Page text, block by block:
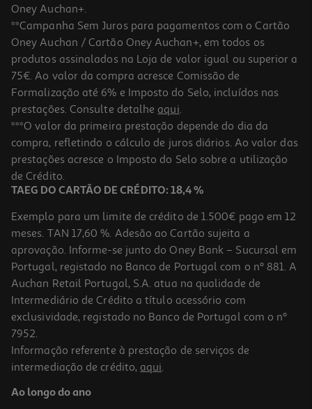
Oney Auchan+.
**Campanha Sem Juros para pagamentos com o Cartão
Oney Auchan / Cartão Oney Auchan+, em todos os
produtos assinalados na Loja de valor igual ou superior a
75€. Ao valor da compra acresce Comissão de
Formalização até 6% e Imposto do Selo, incluídos nas
prestações. Consulte detalhe aqui.
***O valor da primeira prestação depende do dia da
compra, refletindo o cálculo de juros diários. Ao valor das
prestações acresce o Imposto do Selo sobre a utilização
de Crédito.
TAEG DO CARTÃO DE CRÉDITO: 18,4 %
Exemplo para um limite de crédito de 1.500€ pago em 12
meses. TAN 17,60 %. Adesão ao Cartão sujeita a
aprovação. Informe-se junto do Oney Bank – Sucursal em
Portugal, registado no Banco de Portugal com o nº 881. A
Auchan Retail Portugal, S.A. atua na qualidade de
Intermediário de Crédito a título acessório com
exclusividade, registado no Banco de Portugal com o nº
7952.
Informação referente à prestação de serviços de
intermediação de crédito, aqui.
Ao longo do ano